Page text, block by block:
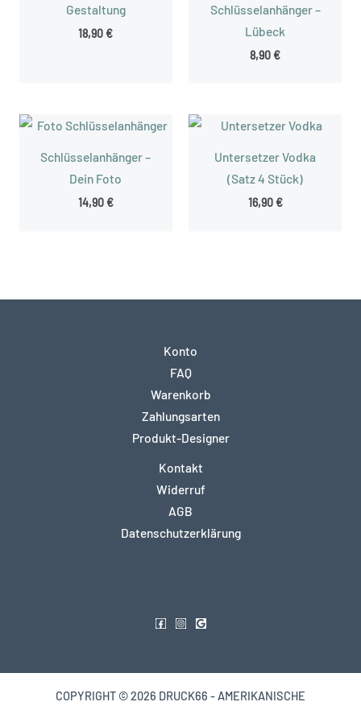
Gestaltung
18,90 €
Schlüsselanhänger –
Lübeck
8,90 €
Schlüsselanhänger –
Dein Foto
14,90 €
Untersetzer Vodka
(Satz 4 Stück)
16,90 €
Konto
FAQ
Warenkorb
Zahlungsarten
Produkt-Designer
Kontakt
Widerruf
AGB
Datenschutzerklärung
COPYRIGHT © 2026 DRUCK66 - AMERIKANISCHE